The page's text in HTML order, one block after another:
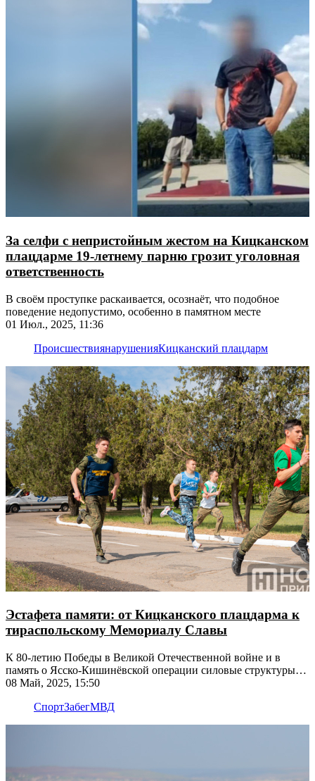
За селфи с непристойным жестом на Кицканском
плацдарме 19-летнему парню грозит уголовная
ответственность
В своём проступке раскаивается, осознаёт, что подобное
поведение недопустимо, особенно в памятном месте
01 Июл., 2025, 11:36
ПроисшествиянарушенияКицканский плацдарм
Эстафета памяти: от Кицканского плацдарма к
тираспольскому Мемориалу Славы
К 80-летию Победы в Великой Отечественной войне и в
память о Ясско-Кишинёвской операции силовые структуры
провели легкоатлетический забег
08 Май, 2025, 15:50
СпортЗабегМВД